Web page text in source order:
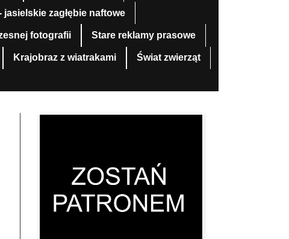
jasielskie zagłębie naftowe
fotografii Stare reklamy prasowe
Krajobraz z wiatrakami Świat zwierząt